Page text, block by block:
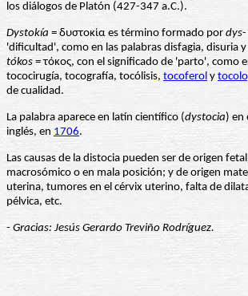
los diálogos de Platón (427-347 a.C.).
Dystokía = δυστοκία es término formado por dys-
'dificultad', como en las palabras disfagia, disuria
tókos = τόκος, con el significado de 'parto', como
tococirugía, tocografía, tocólisis, tocoferol y
de cualidad.
La palabra aparece en latín científico (dystocia) en
inglés, en 1706.
Las causas de la distocia pueden ser de origen
macrosómico o en mala posición; y de origen
uterina, tumores en el cérvix uterino, falta de
pélvica, etc.
- Gracias: Jesús Gerardo Treviño Rodríguez.